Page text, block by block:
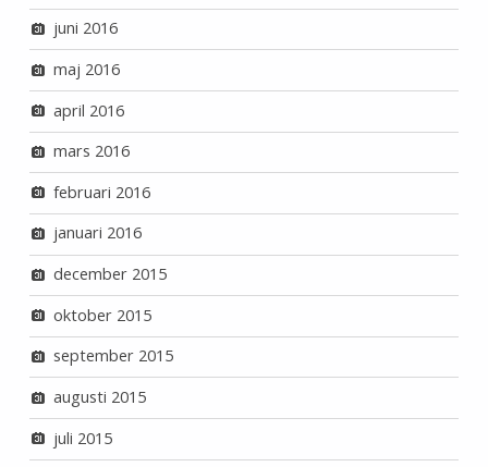
juni 2016
maj 2016
april 2016
mars 2016
februari 2016
januari 2016
december 2015
oktober 2015
september 2015
augusti 2015
juli 2015